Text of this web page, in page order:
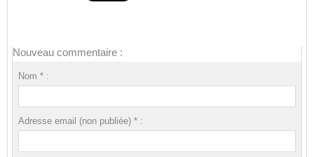
Nouveau commentaire :
Nom * :
Adresse email (non publiée) * :